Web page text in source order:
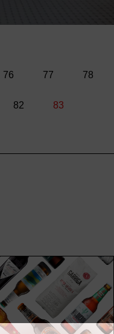
Pàgina
76 Pàgina
77 Pàgina
78
Pàgina
82
Pàgina
83